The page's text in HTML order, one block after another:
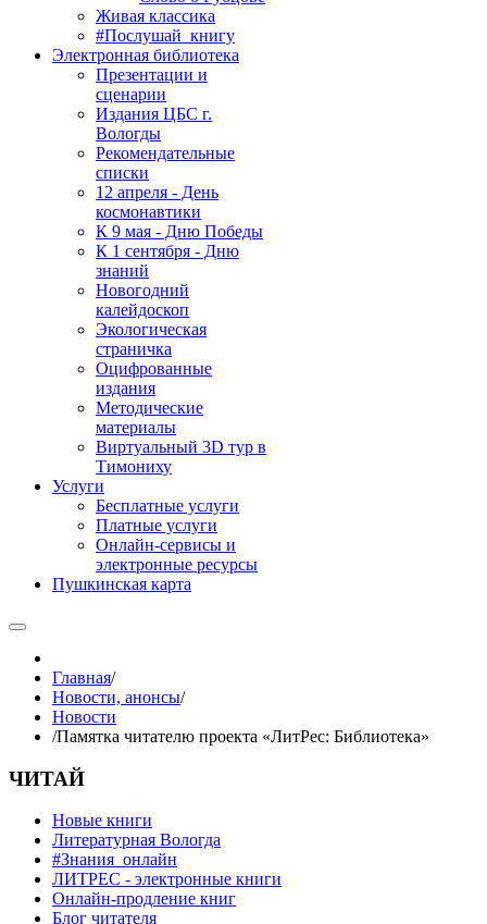
Живая классика
#Послушай_книгу
Электронная библиотека
Презентации и
сценарии
Издания ЦБС г.
Вологды
Рекомендательные
списки
12 апреля - День
космонавтики
К 9 мая - Дню Победы
К 1 сентября - Дню
знаний
Новогодний
калейдоскоп
Экологическая
страничка
Оцифрованные
издания
Методические
материалы
Виртуальный 3D тур в
Тимониху
Услуги
Бесплатные услуги
Платные услуги
Онлайн-сервисы и
электронные ресурсы
Пушкинская карта
Главная/
Новости, анонсы/
Новости
/Памятка читателю проекта «ЛитРес: Библиотека»
ЧИТАЙ
Новые книги
Литературная Вологда
#Знания_онлайн
ЛИТРЕС - электронные книги
Онлайн-продление книг
Блог читателя